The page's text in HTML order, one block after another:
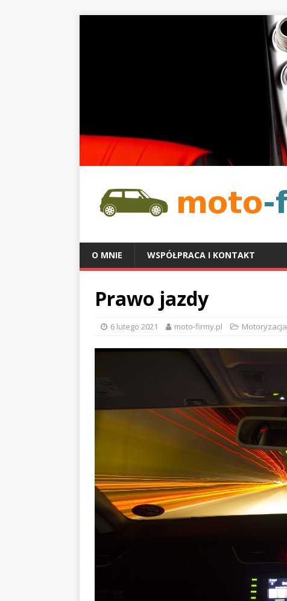
O MNIE WSPÓŁPRACA I KONTAKT
Prawo jazdy
6 lutego 2021 moto-firmy.pl Motoryzacja